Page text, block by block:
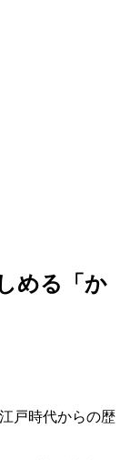
める「か
戸時代からの歴